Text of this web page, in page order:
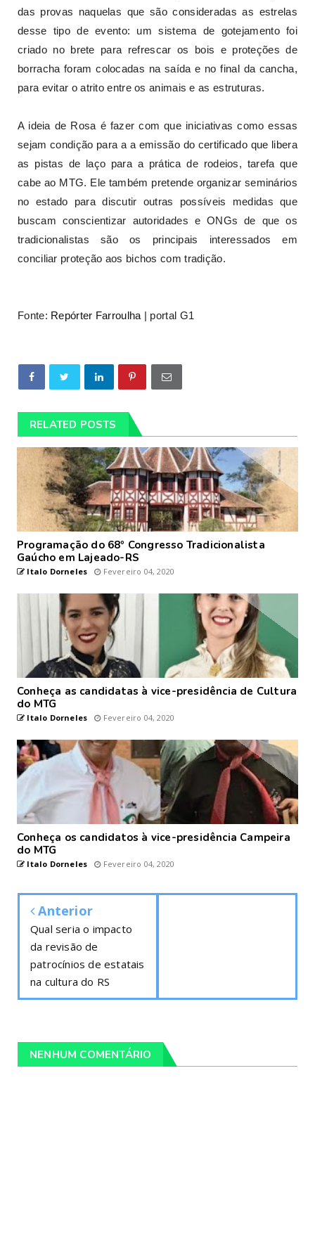
das provas naquelas que são consideradas as estrelas
desse tipo de evento: um sistema de gotejamento foi
criado no brete para refrescar os bois e proteções de
borracha foram colocadas na saída e no final da cancha,
para evitar o atrito entre os animais e as estruturas.
A ideia de Rosa é fazer com que iniciativas como essas
sejam condição para a a emissão do certificado que libera
as pistas de laço para a prática de rodeios, tarefa que
cabe ao MTG. Ele também pretende organizar seminários
no estado para discutir outras possíveis medidas que
buscam conscientizar autoridades e ONGs de que os
tradicionalistas são os principais interessados em
conciliar proteção aos bichos com tradição.
Fonte: Repórter Farroulha | portal G1
RELATED POSTS
Programação do 68º Congresso Tradicionalista
Gaúcho em Lajeado-RS
Italo Dorneles Fevereiro 04, 2020
Conheça as candidatas à vice-presidência de Cultura
do MTG
Italo Dorneles Fevereiro 04, 2020
Conheça os candidatos à vice-presidência Campeira
do MTG
Italo Dorneles Fevereiro 04, 2020
Anterior
Qual seria o impacto
da revisão de
patrocínios de estatais
na cultura do RS
NENHUM COMENTÁRIO